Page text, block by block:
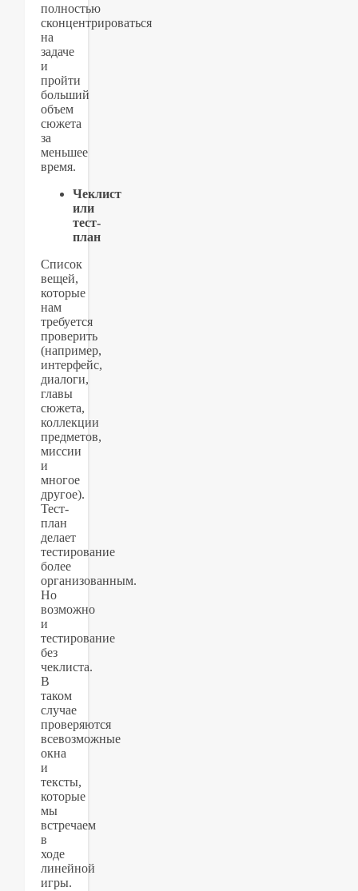
полностью
сконцентрироваться
на
задаче
и
пройти
больший
объем
сюжета
за
меньшее
время.
Чеклист
или
тест-
план
Список
вещей,
которые
нам
требуется
проверить
(например,
интерфейс,
диалоги,
главы
сюжета,
коллекции
предметов,
миссии
и
многое
другое).
Тест-
план
делает
тестирование
более
организованным.
Но
возможно
и
тестирование
без
чеклиста.
В
таком
случае
проверяются
всевозможные
окна
и
тексты,
которые
мы
встречаем
в
ходе
линейной
игры.